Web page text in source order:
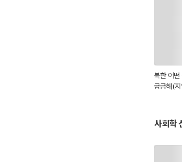
북한 어떤
궁금해(
사회학